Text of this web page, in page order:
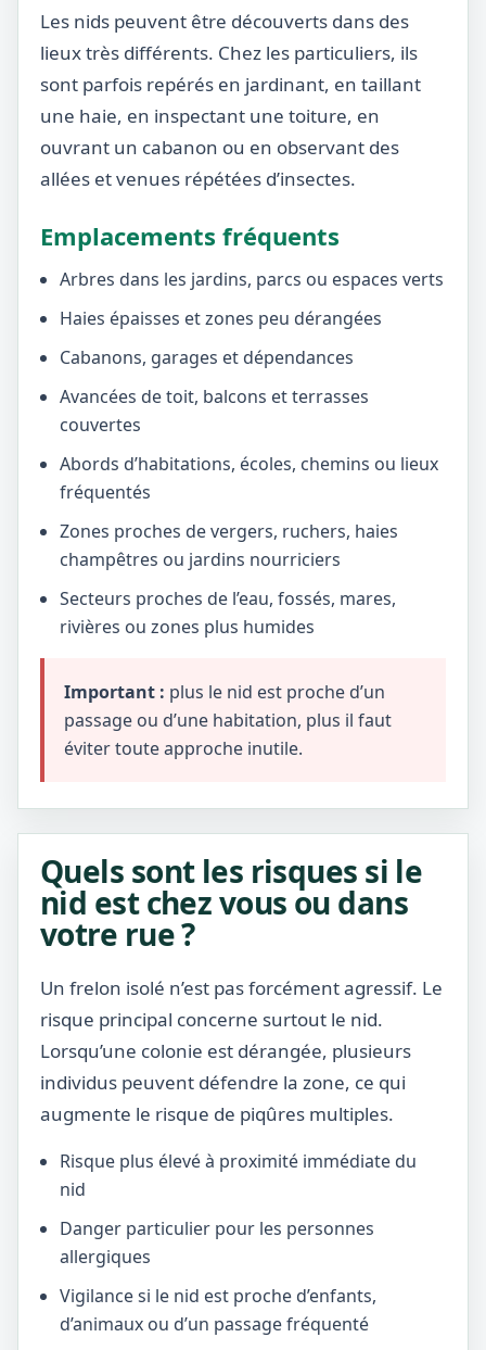
Les nids peuvent être découverts dans des
lieux très différents. Chez les particuliers, ils
sont parfois repérés en jardinant, en taillant
une haie, en inspectant une toiture, en
ouvrant un cabanon ou en observant des
allées et venues répétées d’insectes.
Emplacements fréquents
Arbres dans les jardins, parcs ou espaces verts
Haies épaisses et zones peu dérangées
Cabanons, garages et dépendances
Avancées de toit, balcons et terrasses
couvertes
Abords d’habitations, écoles, chemins ou lieux
fréquentés
Zones proches de vergers, ruchers, haies
champêtres ou jardins nourriciers
Secteurs proches de l’eau, fossés, mares,
rivières ou zones plus humides
Important : plus le nid est proche d’un
passage ou d’une habitation, plus il faut
éviter toute approche inutile.
Quels sont les risques si le
nid est chez vous ou dans
votre rue ?
Un frelon isolé n’est pas forcément agressif. Le
risque principal concerne surtout le nid.
Lorsqu’une colonie est dérangée, plusieurs
individus peuvent défendre la zone, ce qui
augmente le risque de piqûres multiples.
Risque plus élevé à proximité immédiate du
nid
Danger particulier pour les personnes
allergiques
Vigilance si le nid est proche d’enfants,
d’animaux ou d’un passage fréquenté